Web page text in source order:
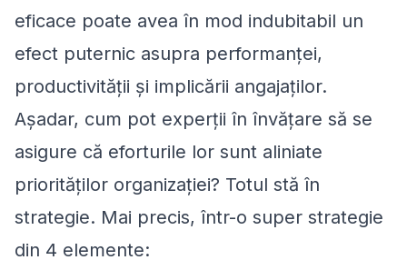
eficace poate avea în mod indubitabil un
efect puternic asupra performanței,
productivității și implicării angajaților.
Așadar, cum pot experții în învățare să se
asigure că eforturile lor sunt aliniate
priorităților organizației? Totul stă în
strategie. Mai precis, într-o super strategie
din 4 elemente: